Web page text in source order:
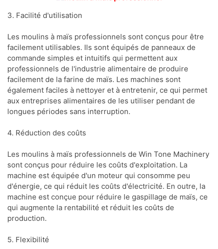
3. Facilité d'utilisation
Les moulins à maïs professionnels sont conçus pour être
facilement utilisables. Ils sont équipés de panneaux de
commande simples et intuitifs qui permettent aux
professionnels de l'industrie alimentaire de produire
facilement de la farine de maïs. Les machines sont
également faciles à nettoyer et à entretenir, ce qui permet
aux entreprises alimentaires de les utiliser pendant de
longues périodes sans interruption.
4. Réduction des coûts
Les moulins à maïs professionnels de Win Tone Machinery
sont conçus pour réduire les coûts d'exploitation. La
machine est équipée d'un moteur qui consomme peu
d'énergie, ce qui réduit les coûts d'électricité. En outre, la
machine est conçue pour réduire le gaspillage de maïs, ce
qui augmente la rentabilité et réduit les coûts de
production.
5. Flexibilité